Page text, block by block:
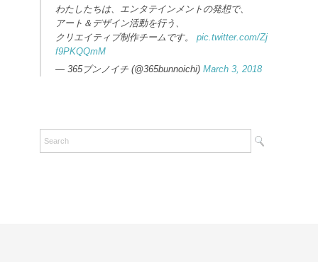
わたしたちは、エンタテインメントの発想で、
アート＆デザイン活動を行う、
クリエイティブ制作チームです。 pic.twitter.com/Zj
f9PKQQmM
— 365ブンノイチ (@365bunnoichi) March 3, 2018